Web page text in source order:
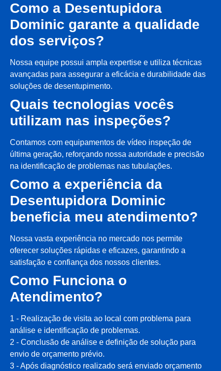
Como a Desentupidora
Dominic garante a qualidade
dos serviços?
Nossa equipe possui ampla expertise e utiliza técnicas
avançadas para assegurar a eficácia e durabilidade das
soluções de desentupimento.
Quais tecnologias vocês
utilizam nas inspeções?
Contamos com equipamentos de vídeo inspeção de
última geração, reforçando nossa autoridade e precisão
na identificação de problemas nas tubulações.
Como a experiência da
Desentupidora Dominic
beneficia meu atendimento?
Nossa vasta experiência no mercado nos permite
oferecer soluções rápidas e eficazes, garantindo a
satisfação e confiança dos nossos clientes.
Como Funciona o
Atendimento?
1 - Realização de visita ao local com problema para
análise e identificação de problemas.
2 - Conclusão de análise e definição de solução para
envio de orçamento prévio.
3 - Após diagnóstico realizado será enviado orçamento